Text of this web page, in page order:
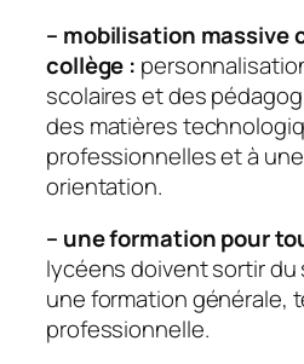
– mobilisation massive
collège :
scolaires et des
des matières
professionnelles et à
orientation.
– une formation pour
lycéens doivent sortir du
une formation générale,
professionnelle.